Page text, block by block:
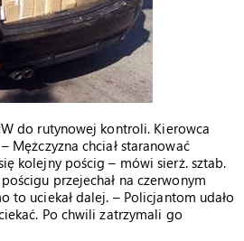
do rutynowej kontroli. Kierowca
Mężczyzna chciał staranować
kolejny pościg – mówi sierż. sztab.
przejechał na czerwonym
to uciekał dalej. – Policjantom udało
Po chwili zatrzymali go